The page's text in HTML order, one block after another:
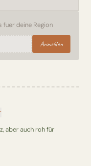
deine Region
Anmelden
aber auch roh für